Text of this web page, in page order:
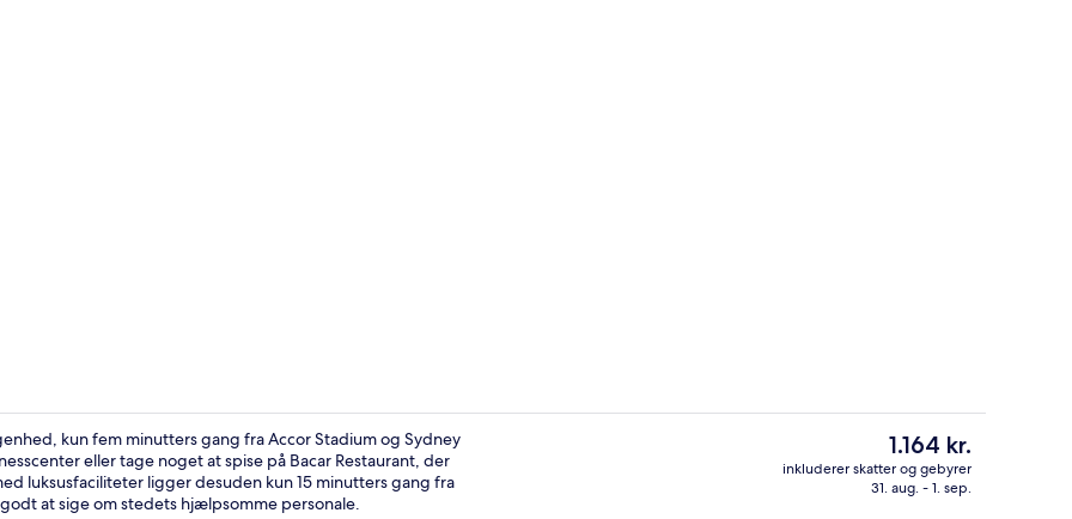
Executive-værelse - 1 kingsize-seng | Premium-sengetøj, minibar, pengeskab på
Bar (på overnatningsstedet)
kun fem minutters gang fra Accor Stadium og Sydney
eller tage noget at spise på Bacar Restaurant, der
luksusfaciliteter ligger desuden kun 15 minutters gang fra
at sige om stedets hjælpsomme personale.
Den
nuværende
pris
1.164 kr.
inkluderer skatter og gebyrer
31. aug. - 1. sep.